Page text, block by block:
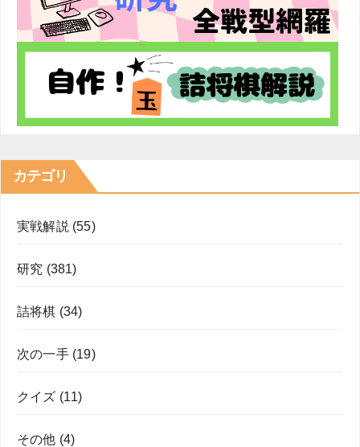
カテゴリ
実戦解説 (55)
研究 (381)
詰将棋 (34)
次の一手(19)
クイズ (11)
その他 (4)